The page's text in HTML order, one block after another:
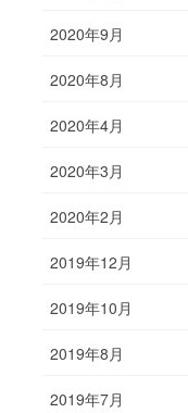
2020年9月
2020年8月
2020年4月
2020年3月
2020年2月
2019年12月
2019年10月
2019年8月
2019年7月